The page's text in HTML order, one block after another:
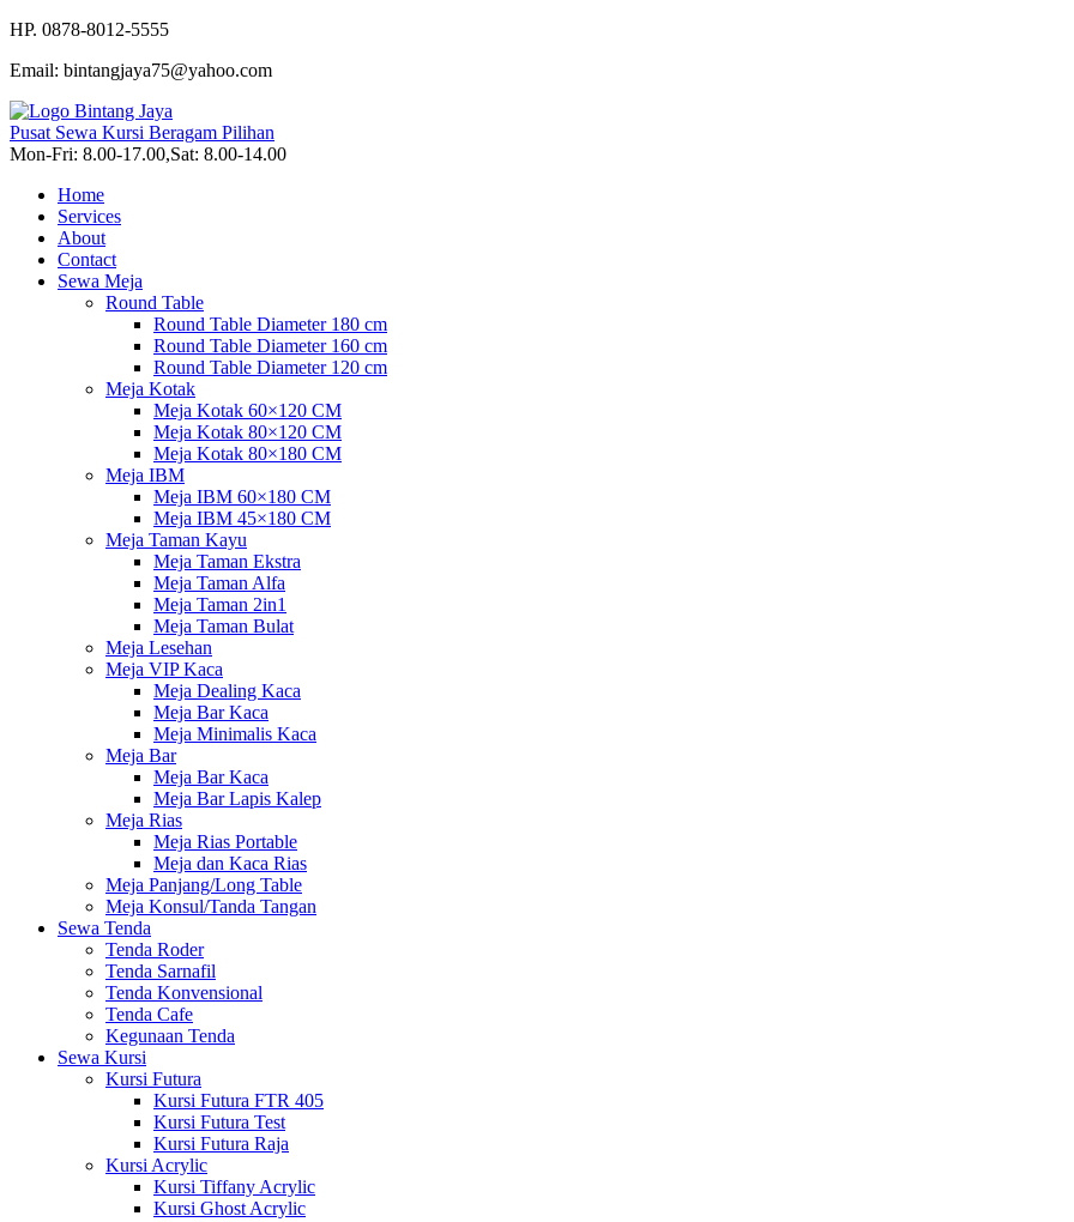
HP. 0878-8012-5555
Email: bintangjaya75@yahoo.com
Pusat Sewa Kursi Beragam Pilihan
Mon-Fri: 8.00-17.00,Sat: 8.00-14.00
Home
Services
About
Contact
Sewa Meja
Round Table
Round Table Diameter 180 cm
Round Table Diameter 160 cm
Round Table Diameter 120 cm
Meja Kotak
Meja Kotak 60×120 CM
Meja Kotak 80×120 CM
Meja Kotak 80×180 CM
Meja IBM
Meja IBM 60×180 CM
Meja IBM 45×180 CM
Meja Taman Kayu
Meja Taman Ekstra
Meja Taman Alfa
Meja Taman 2in1
Meja Taman Bulat
Meja Lesehan
Meja VIP Kaca
Meja Dealing Kaca
Meja Bar Kaca
Meja Minimalis Kaca
Meja Bar
Meja Bar Kaca
Meja Bar Lapis Kalep
Meja Rias
Meja Rias Portable
Meja dan Kaca Rias
Meja Panjang/Long Table
Meja Konsul/Tanda Tangan
Sewa Tenda
Tenda Roder
Tenda Sarnafil
Tenda Konvensional
Tenda Cafe
Kegunaan Tenda
Sewa Kursi
Kursi Futura
Kursi Futura FTR 405
Kursi Futura Test
Kursi Futura Raja
Kursi Acrylic
Kursi Tiffany Acrylic
Kursi Ghost Acrylic